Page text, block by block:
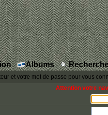
Albums
et votre mot de passe pour vous
Attention votre